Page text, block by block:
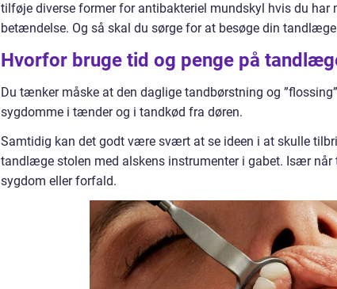
tilføje diverse former for antibakteriel mundskyl hvis du har
betændelse. Og så skal du sørge for at besøge din
Hvorfor bruge tid og penge på
Du tænker måske at den daglige tandbørstning og
sygdomme i tænder og i tandkød fra døren.
Samtidig kan det godt være svært at se ideen i at skulle
tandlæge stolen med alskens instrumenter i gabet. Især
sygdom eller forfald.